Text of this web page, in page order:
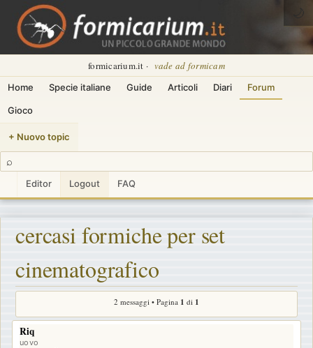
formicarium.it · vade ad formicam
Home Specie italiane Guide Articoli Diari Forum
Gioco
+ Nuovo topic
⌕
Editor Logout FAQ
🌙
cercasi formiche per set
cinematografico
2 messaggi • Pagina 1 di 1
Riq
uovo